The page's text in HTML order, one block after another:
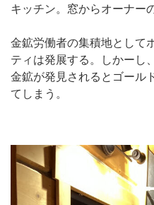
キッチン。窓からオーナー
金鉱労働者の集積地として
ティは発展する。しかーし
金鉱が発見されるとゴール
てしまう。